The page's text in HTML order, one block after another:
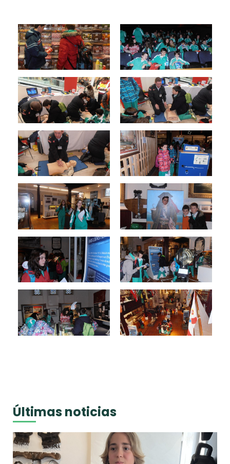
Últimas noticias